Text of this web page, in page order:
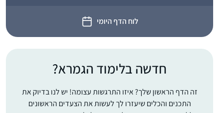
לוח הדף היומי
חדשה בלימוד הגמרא?
זה הדף הראשון שלך? איזו התרגשות עצומה! יש לנו בדיוק את
התכנים והכלים שיעזרו לך לעשות את הצעדים הראשונים